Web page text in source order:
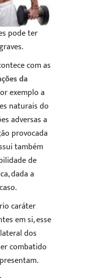
pode ter
com as
da
exemplo a
naturais do
adversas a
provocada
também
de
dada a
caráter
em si, esse
dos
combatido